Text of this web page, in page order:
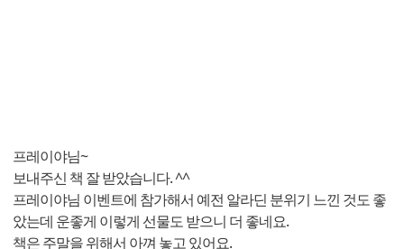
프레이야님~
보내주신 책 잘 받았습니다. ^^
프레이야님 이벤트에 참가해서 예전 알라딘 분위기 느낀 것도 좋
았는데 운좋게 이렇게 선물도 받으니 더 좋네요.
책은 주말을 위해서 아껴 놓고 있어요.